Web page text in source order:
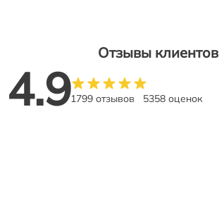
Отзывы клиентов
4.91799 отзывов 5358 оценок